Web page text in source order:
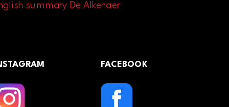
summary De Alkenaer
FACEBOOK